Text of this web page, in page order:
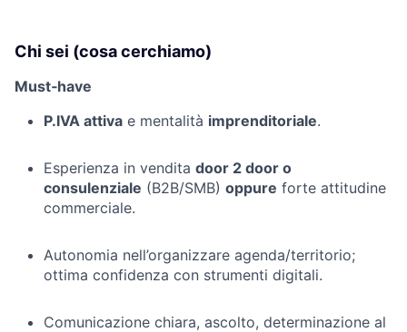
Chi sei (cosa cerchiamo)
Must‑have
P.IVA attiva e mentalità imprenditoriale.
Esperienza in vendita door 2 door o
consulenziale (B2B/SMB) oppure forte attitudine
commerciale.
Autonomia nell’organizzare agenda/territorio;
ottima confidenza con strumenti digitali.
Comunicazione chiara, ascolto, determinazione al